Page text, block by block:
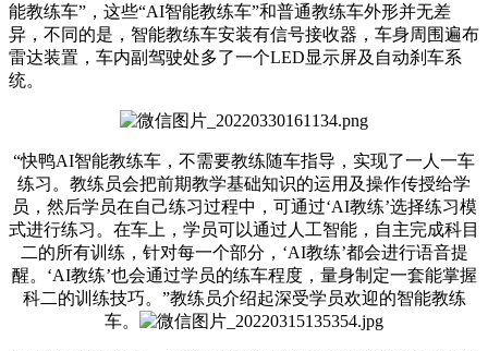
能教练车”，这些“AI智能教练车”和普通教练车外形并无差
异，不同的是，智能教练车安装有信号接收器，车身周围遍布
雷达装置，车内副驾驶处多了一个LED显示屏及自动刹车系
统。
“快鸭AI智能教练车，不需要教练随车指导，实现了一人一车
练习。教练员会把前期教学基础知识的运用及操作传授给学
员，然后学员在自己练习过程中，可通过‘AI教练’选择练习模
式进行练习。在车上，学员可以通过人工智能，自主完成科目
二的所有训练，针对每一个部分，‘AI教练’都会进行语音提
醒。‘AI教练’也会通过学员的练车程度，量身制定一套能掌握
科二的训练技巧。”教练员介绍起深受学员欢迎的智能教练
车。